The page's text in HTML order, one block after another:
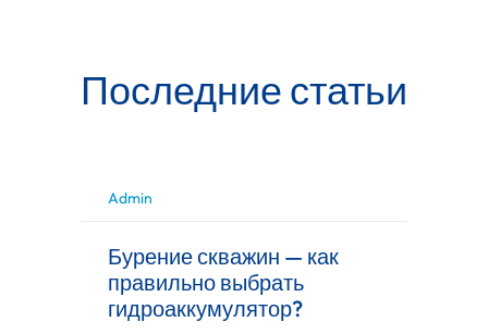
Последние статьи
Admin
Бурение скважин — как
правильно выбрать
гидроаккумулятор?